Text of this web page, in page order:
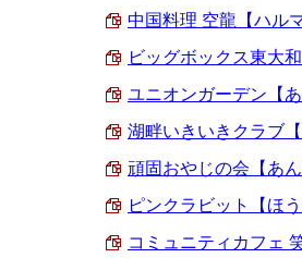
中国料理 空龍【ハル
ビッグボックス東大
ユニオンガーデン【
湖畔いきいきクラブ
頑固おやじの会【あ
ピンクラビット【ほ
コミュニティカフェ